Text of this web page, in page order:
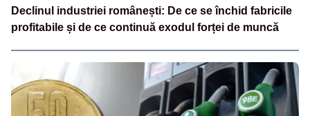
Declinul industriei românești: De ce se închid fabricile
profitabile și de ce continuă exodul forței de muncă